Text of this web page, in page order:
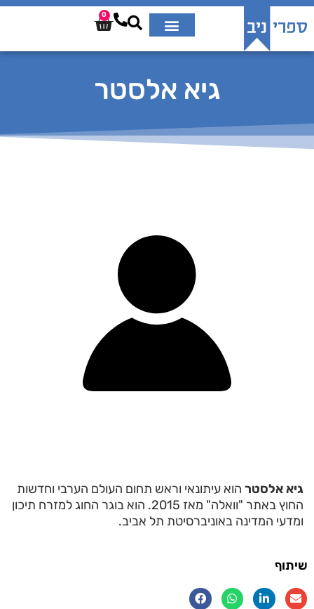
0
גיא אלסטר
גיא אלסטר הוא עיתונאי וראש תחום העולם הערבי וחדשות
החוץ באתר "וואלה" מאז 2015. הוא בוגר החוג למזרח תיכון
ומדעי המדינה באוניברסיטת תל אביב.
שיתוף